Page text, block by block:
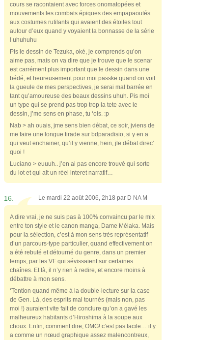
cours se racontaient avec forces onomatopées et
mouvements les combats épiques des empapaoutés
aux costumes rutilants qui avaient des étoiles tout
autour d’eux quand y voyaient la bonnasse de la série
! uhuhuhu
Pis le dessin de Tezuka, oké, je comprends qu’on
aime pas, mais on va dire que je trouve que le scenar
est carrément plus important que le dessin dans une
bédé, et heureusement pour moi passke quand on voit
la gueule de mes perspectives, je serai mal barrée en
tant qu’amoureuse des beaux dessins uhuh. Pis moi
un type qui se prend pas trop trop la tete avec le
dessin, j’me sens en phase, tu ‘ois. :p
Nab > ah ouais, jme sens bien débat, ce soir, jviens de
me faire une longue tirade sur bdparadisio, si y en a
qui veut enchainer, qu’il y vienne, hein, jle débat direc’
quoi !
Luciano > euuuh.. j’en ai pas encore trouvé qui sorte
du lot et qui ait un réel interet narratif…
16. Le mardi 22 août 2006, 2h18 par D NA M
A dire vrai, je ne suis pas à 100% convaincu par le mix
entre ton style et le canon manga, Dame Mélaka. Mais
pour la sélection, c’est à mon sens très représentatif
d’un parcours-type particulier, quand effectivement on
a été rebuté et détourné du genre, dans un premier
temps, par les VF qui sévissaient sur certaines
chaînes. Et là, il n’y rien à redire, et encore moins à
débattre à mon sens.
‘Tention quand même à la double-lecture sur la case
de Gen. Là, des esprits mal tournés (mais non, pas
moi !) auraient vite fait de conclure qu’on a gavé les
malheureux habitants d’Hiroshima à la soupe aux
choux. Enfin, comment dire, OMG! c’est pas facile… il y
a comme un nœud graphique assez malencontreux,